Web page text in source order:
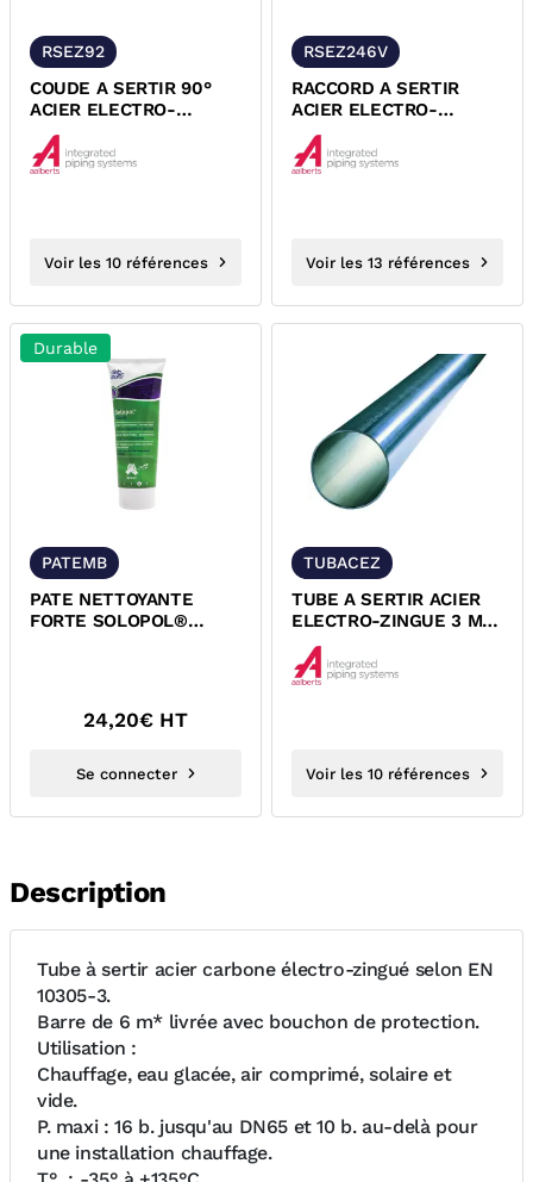
RSEZ92
COUDE A SERTIR 90°
ACIER ELECTRO-
ZINGUE MALE FEMELLE
XPRESS
Voir les 10 références
RSEZ246V
RACCORD A SERTIR
ACIER ELECTRO-
ZINGUE FEMELLE MALE
A VISSER XPRESS
Voir les 13 références
Durable
PATEMB
PATE NETTOYANTE
FORTE SOLOPOL®
24,20€ HT
Se connecter
TUBACEZ
TUBE A SERTIR ACIER
ELECTRO-ZINGUE 3 ML
XPRESS
Voir les 10 références
Description
Tube à sertir acier carbone électro-zingué selon EN
10305-3.
Barre de 6 m* livrée avec bouchon de protection.
Utilisation :
Chauffage, eau glacée, air comprimé, solaire et
vide.
P. maxi : 16 b. jusqu'au DN65 et 10 b. au-delà pour
une installation chauffage.